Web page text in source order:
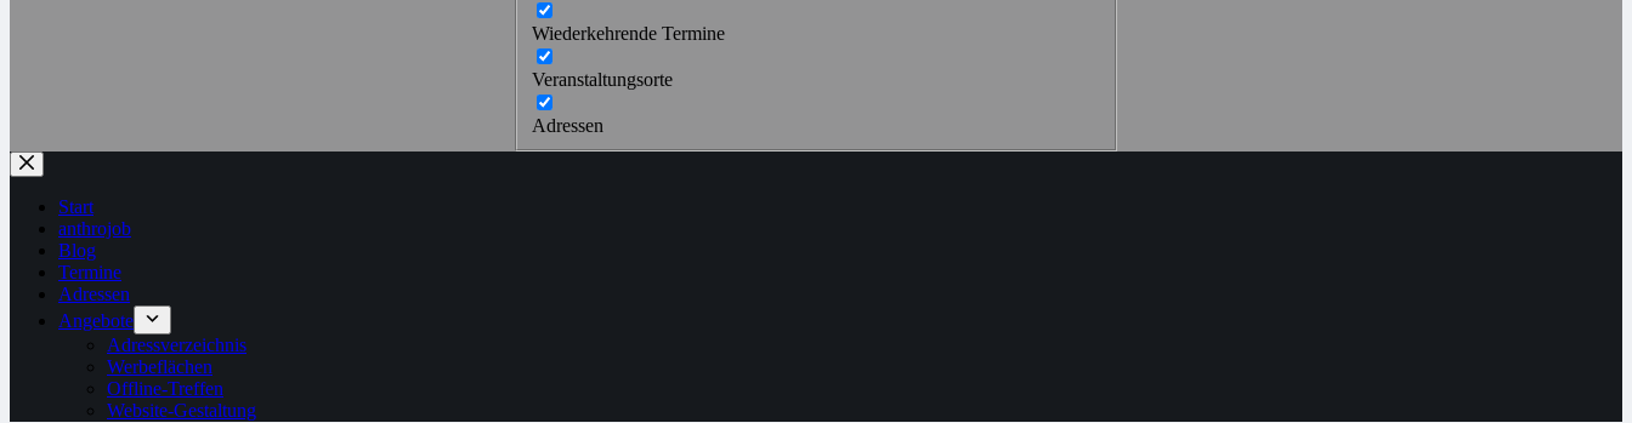
Wiederkehrende Termine
Veranstaltungsorte
Adressen
Start
anthrojob
Blog
Termine
Adressen
Angebote
Adressverzeichnis
Werbeflächen
Offline-Treffen
Website-Gestaltung